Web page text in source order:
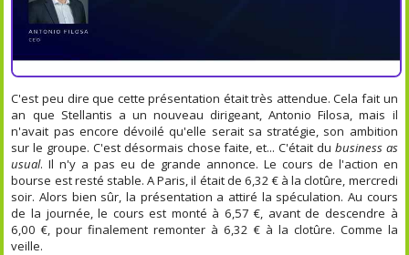
C'est peu dire que cette présentation était très attendue. Cela fait un
an que Stellantis a un nouveau dirigeant, Antonio Filosa, mais il
n'avait pas encore dévoilé qu'elle serait sa stratégie, son ambition
sur le groupe. C'est désormais chose faite, et... C'était du business as
usual. Il n'y a pas eu de grande annonce. Le cours de l'action en
bourse est resté stable. A Paris, il était de 6,32 € à la clotûre, mercredi
soir. Alors bien sûr, la présentation a attiré la spéculation. Au cours
de la journée, le cours est monté à 6,57 €, avant de descendre à
6,00 €, pour finalement remonter à 6,32 € à la clotûre. Comme la
veille.